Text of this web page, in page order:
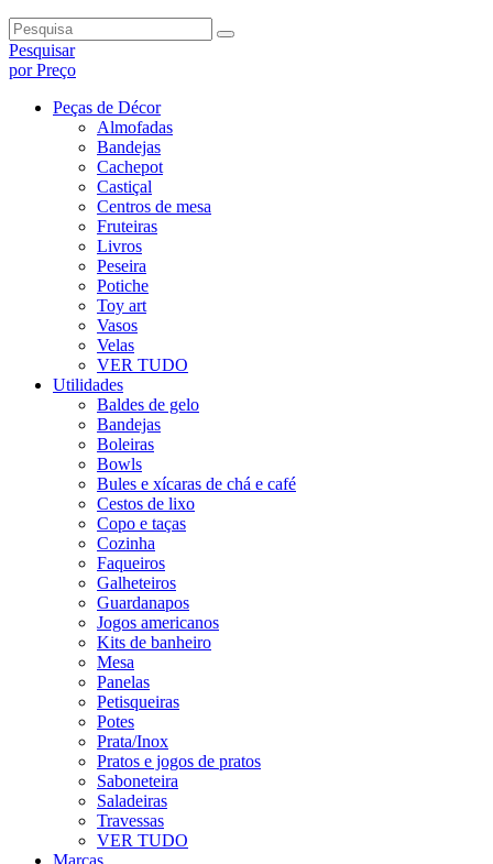
Pesquisar
por Preço
Peças de Décor
Almofadas
Bandejas
Cachepot
Castiçal
Centros de mesa
Fruteiras
Livros
Peseira
Potiche
Toy art
Vasos
Velas
VER TUDO
Utilidades
Baldes de gelo
Bandejas
Boleiras
Bowls
Bules e xícaras de chá e café
Cestos de lixo
Copo e taças
Cozinha
Faqueiros
Galheteiros
Guardanapos
Jogos americanos
Kits de banheiro
Mesa
Panelas
Petisqueiras
Potes
Prata/Inox
Pratos e jogos de pratos
Saboneteira
Saladeiras
Travessas
VER TUDO
Marcas